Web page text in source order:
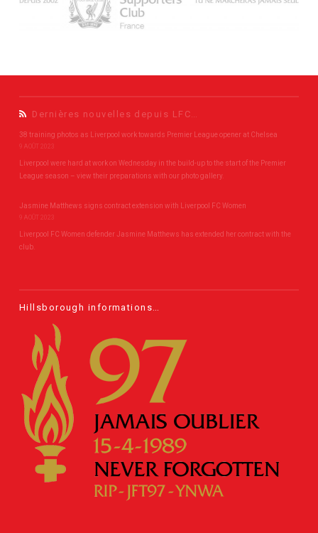
Dernières nouvelles depuis LFC…
38 training photos as Liverpool work towards Premier League opener at Chelsea
9 AOÛT 2023
Liverpool were hard at work on Wednesday in the build-up to the start of the Premier
League season – view their preparations with our photo gallery.
Jasmine Matthews signs contract extension with Liverpool FC Women
9 AOÛT 2023
Liverpool FC Women defender Jasmine Matthews has extended her contract with the
club.
Hillsborough informations…